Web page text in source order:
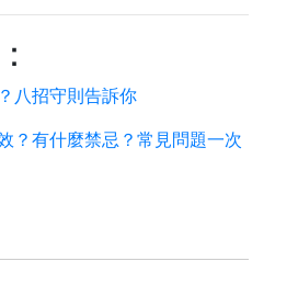
八招守則告訴你
？有什麼禁忌？常見問題一次